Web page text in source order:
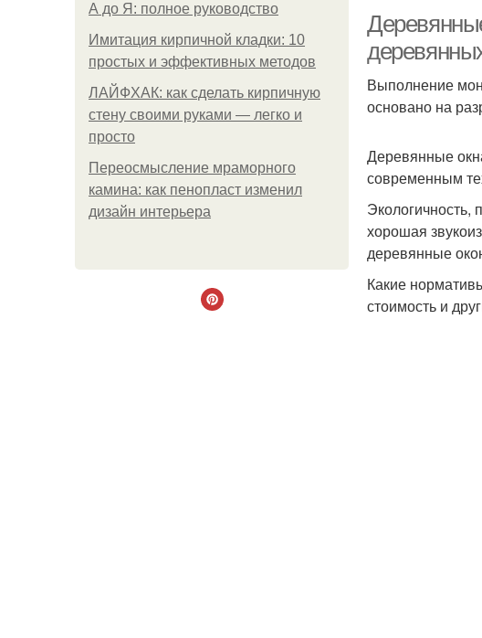
А до Я: полное руководство
Имитация кирпичной кладки: 10
простых и эффективных методов
ЛАЙФХАК: как сделать кирпичную
стену своими руками — легко и
просто
Переосмысление мраморного
камина: как пенопласт изменил
дизайн интерьера
Выполнение
основано на
Деревянные
современным
Экологичность,
хорошая
деревянные
Какие
стоимость и